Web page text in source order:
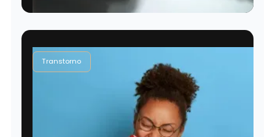
Transtorno